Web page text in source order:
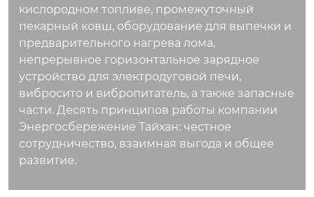
кислородном топливе, промежуточный
пекарный ковш, оборудование для выпечки и
предварительного нагрева лома,
непрерывное горизонтальное зарядное
устройство для электродуговой печи,
вибросито и вибропитатель, а также запасные
части. Десять принципов работы компании
Энергосбережение Тайхан: честное
сотрудничество, взаимная выгода и общее
развитие.